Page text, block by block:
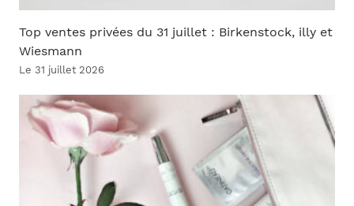
Top ventes privées du 31 juillet : Birkenstock, illy et
Wiesmann
Le 31 juillet 2026